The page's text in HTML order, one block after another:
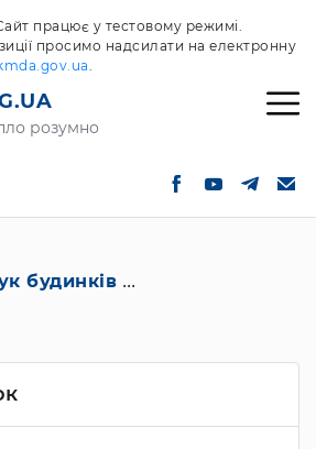
працює у тестовому режимі.
просимо надсилати на електронну
.
розумно
будинків